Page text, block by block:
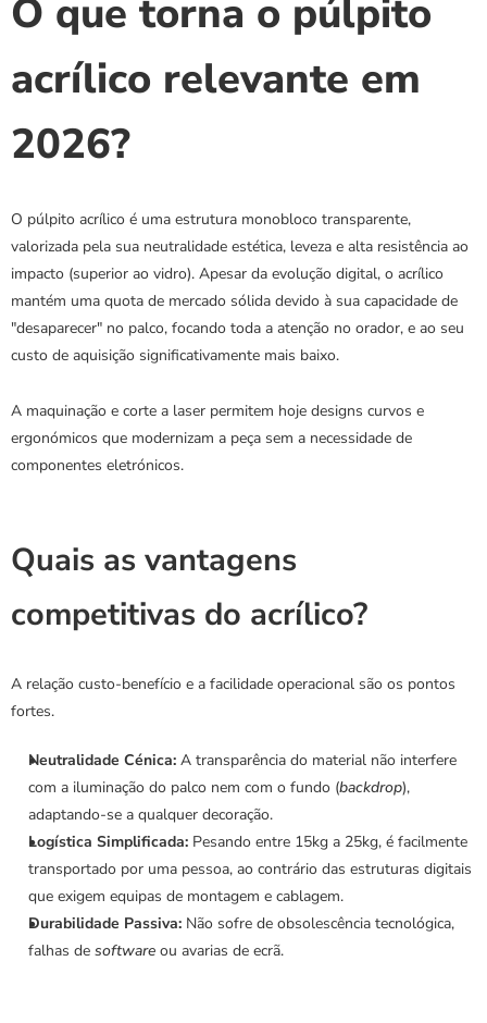
O que torna o púlpito
acrílico relevante em
2026?
O púlpito acrílico é uma estrutura monobloco transparente,
valorizada pela sua neutralidade estética, leveza e alta resistência ao
impacto (superior ao vidro). Apesar da evolução digital, o acrílico
mantém uma quota de mercado sólida devido à sua capacidade de
"desaparecer" no palco, focando toda a atenção no orador, e ao seu
custo de aquisição significativamente mais baixo.
A maquinação e corte a laser permitem hoje designs curvos e
ergonómicos que modernizam a peça sem a necessidade de
componentes eletrónicos.
Quais as vantagens
competitivas do acrílico?
A relação custo-benefício e a facilidade operacional são os pontos
fortes.
Neutralidade Cénica: A transparência do material não interfere
com a iluminação do palco nem com o fundo (backdrop),
adaptando-se a qualquer decoração.
Logística Simplificada: Pesando entre 15kg a 25kg, é facilmente
transportado por uma pessoa, ao contrário das estruturas digitais
que exigem equipas de montagem e cablagem.
Durabilidade Passiva: Não sofre de obsolescência tecnológica,
falhas de software ou avarias de ecrã.